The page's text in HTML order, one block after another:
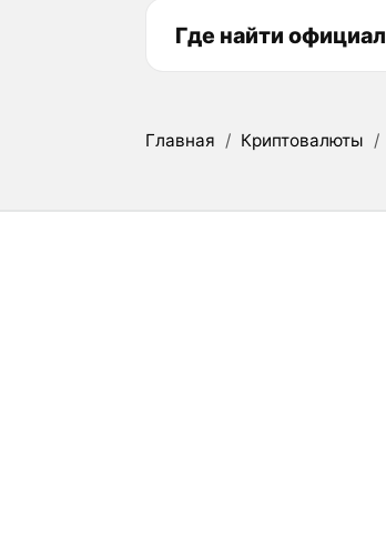
Где найти
Главная / Криптовалюты /